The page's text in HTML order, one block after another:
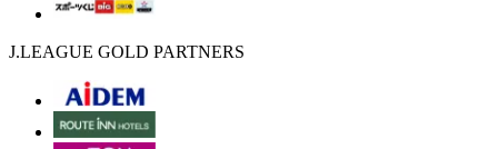
J.LEAGUE GOLD PARTNERS